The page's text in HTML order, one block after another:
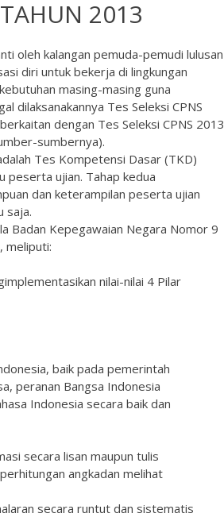
2013
oleh kalangan pemuda-pemudi lulusan
diri untuk bekerja di lingkungan
masing-masing guna
dilaksanakannya Tes Seleksi CPNS
dengan Tes Seleksi CPNS 2013
sumbernya).
Tes Kompetensi Dasar (TKD)
peserta ujian. Tahap kedua
dan keterampilan peserta ujian
saja.
Badan Kepegawaian Negara Nomor 9
meliputi:
nilai-nilai 4 Pilar
baik pada pemerintah
peranan Bangsa Indonesia
Indonesia secara baik dan
secara lisan maupun tulis
angkadan melihat
secara runtut dan sistematis